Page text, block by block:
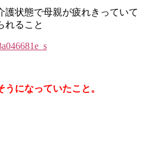
護状態で母親が疲れきっていて
れること
になっていたこと。